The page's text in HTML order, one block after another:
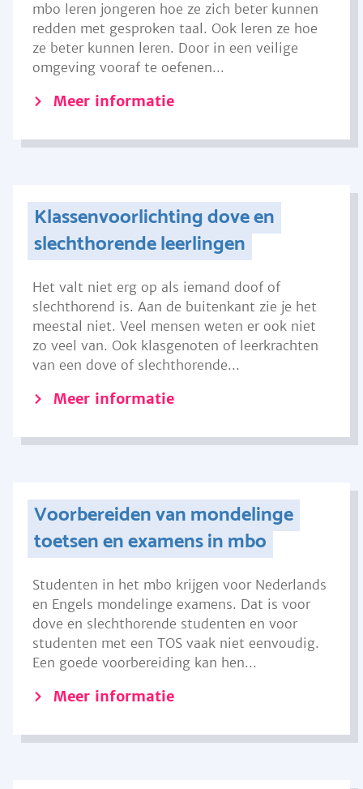
mbo leren jongeren hoe ze zich beter kunnen
redden met gesproken taal. Ook leren ze hoe
ze beter kunnen leren. Door in een veilige
omgeving vooraf te oefenen...
Meer informatie
Klassenvoorlichting dove en
slechthorende leerlingen
Het valt niet erg op als iemand doof of
slechthorend is. Aan de buitenkant zie je het
meestal niet. Veel mensen weten er ook niet
zo veel van. Ook klasgenoten of leerkrachten
van een dove of slechthorende...
Meer informatie
Voorbereiden van mondelinge
toetsen en examens in mbo
Studenten in het mbo krijgen voor Nederlands
en Engels mondelinge examens. Dat is voor
dove en slechthorende studenten en voor
studenten met een TOS vaak niet eenvoudig.
Een goede voorbereiding kan hen...
Meer informatie